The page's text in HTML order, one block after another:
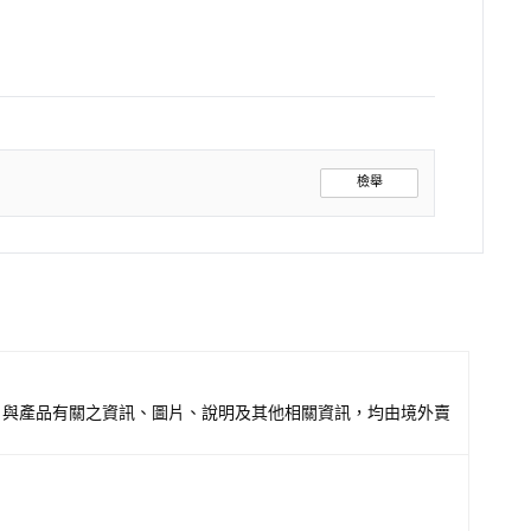
檢舉
產品有關之資訊、圖片、說明及其他相關資訊，均由境外賣